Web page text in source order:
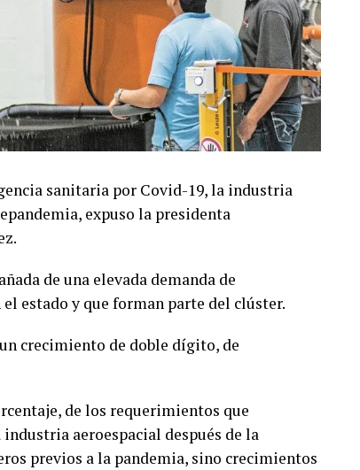
sanitaria por Covid-19, la industria
expuso la presidenta
de una elevada demanda de
estado y que forman parte del clúster.
crecimiento de doble dígito, de
de los requerimientos que
aeroespacial después de la
previos a la pandemia, sino crecimientos